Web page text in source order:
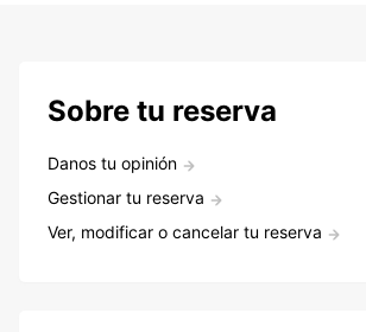
Sobre tu reserva
Danos tu opinión
Gestionar tu reserva
Ver, modificar o cancelar tu reserva